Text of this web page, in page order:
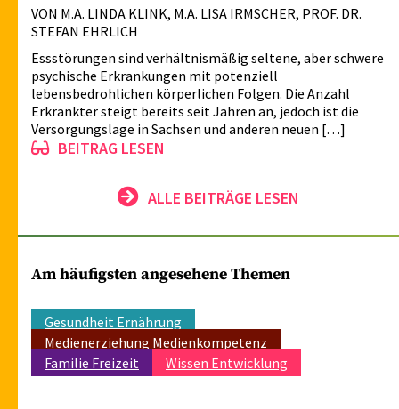
VON M.A. LINDA KLINK, M.A. LISA IRMSCHER, PROF. DR.
STEFAN EHRLICH
Essstörungen sind verhältnismäßig seltene, aber schwere
psychische Erkrankungen mit potenziell
lebensbedrohlichen körperlichen Folgen. Die Anzahl
Erkrankter steigt bereits seit Jahren an, jedoch ist die
Versorgungslage in Sachsen und anderen neuen […]
BEITRAG LESEN
ALLE BEITRÄGE LESEN
Am häufigsten angesehene Themen
Gesundheit Ernährung
Medienerziehung Medienkompetenz
Familie Freizeit
Wissen Entwicklung